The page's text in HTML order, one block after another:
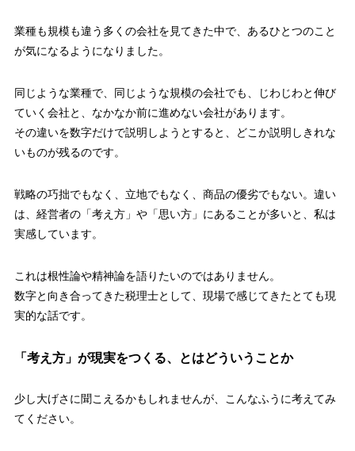
業種も規模も違う多くの会社を見てきた中で、あるひとつのこと
が気になるようになりました。
同じような業種で、同じような規模の会社でも、じわじわと伸び
ていく会社と、なかなか前に進めない会社があります。
その違いを数字だけで説明しようとすると、どこか説明しきれな
いものが残るのです。
戦略の巧拙でもなく、立地でもなく、商品の優劣でもない。違い
は、経営者の「考え方」や「思い方」にあることが多いと、私は
実感しています。
これは根性論や精神論を語りたいのではありません。
数字と向き合ってきた税理士として、現場で感じてきたとても現
実的な話です。
「考え方」が現実をつくる、とはどういうことか
少し大げさに聞こえるかもしれませんが、こんなふうに考えてみ
てください。